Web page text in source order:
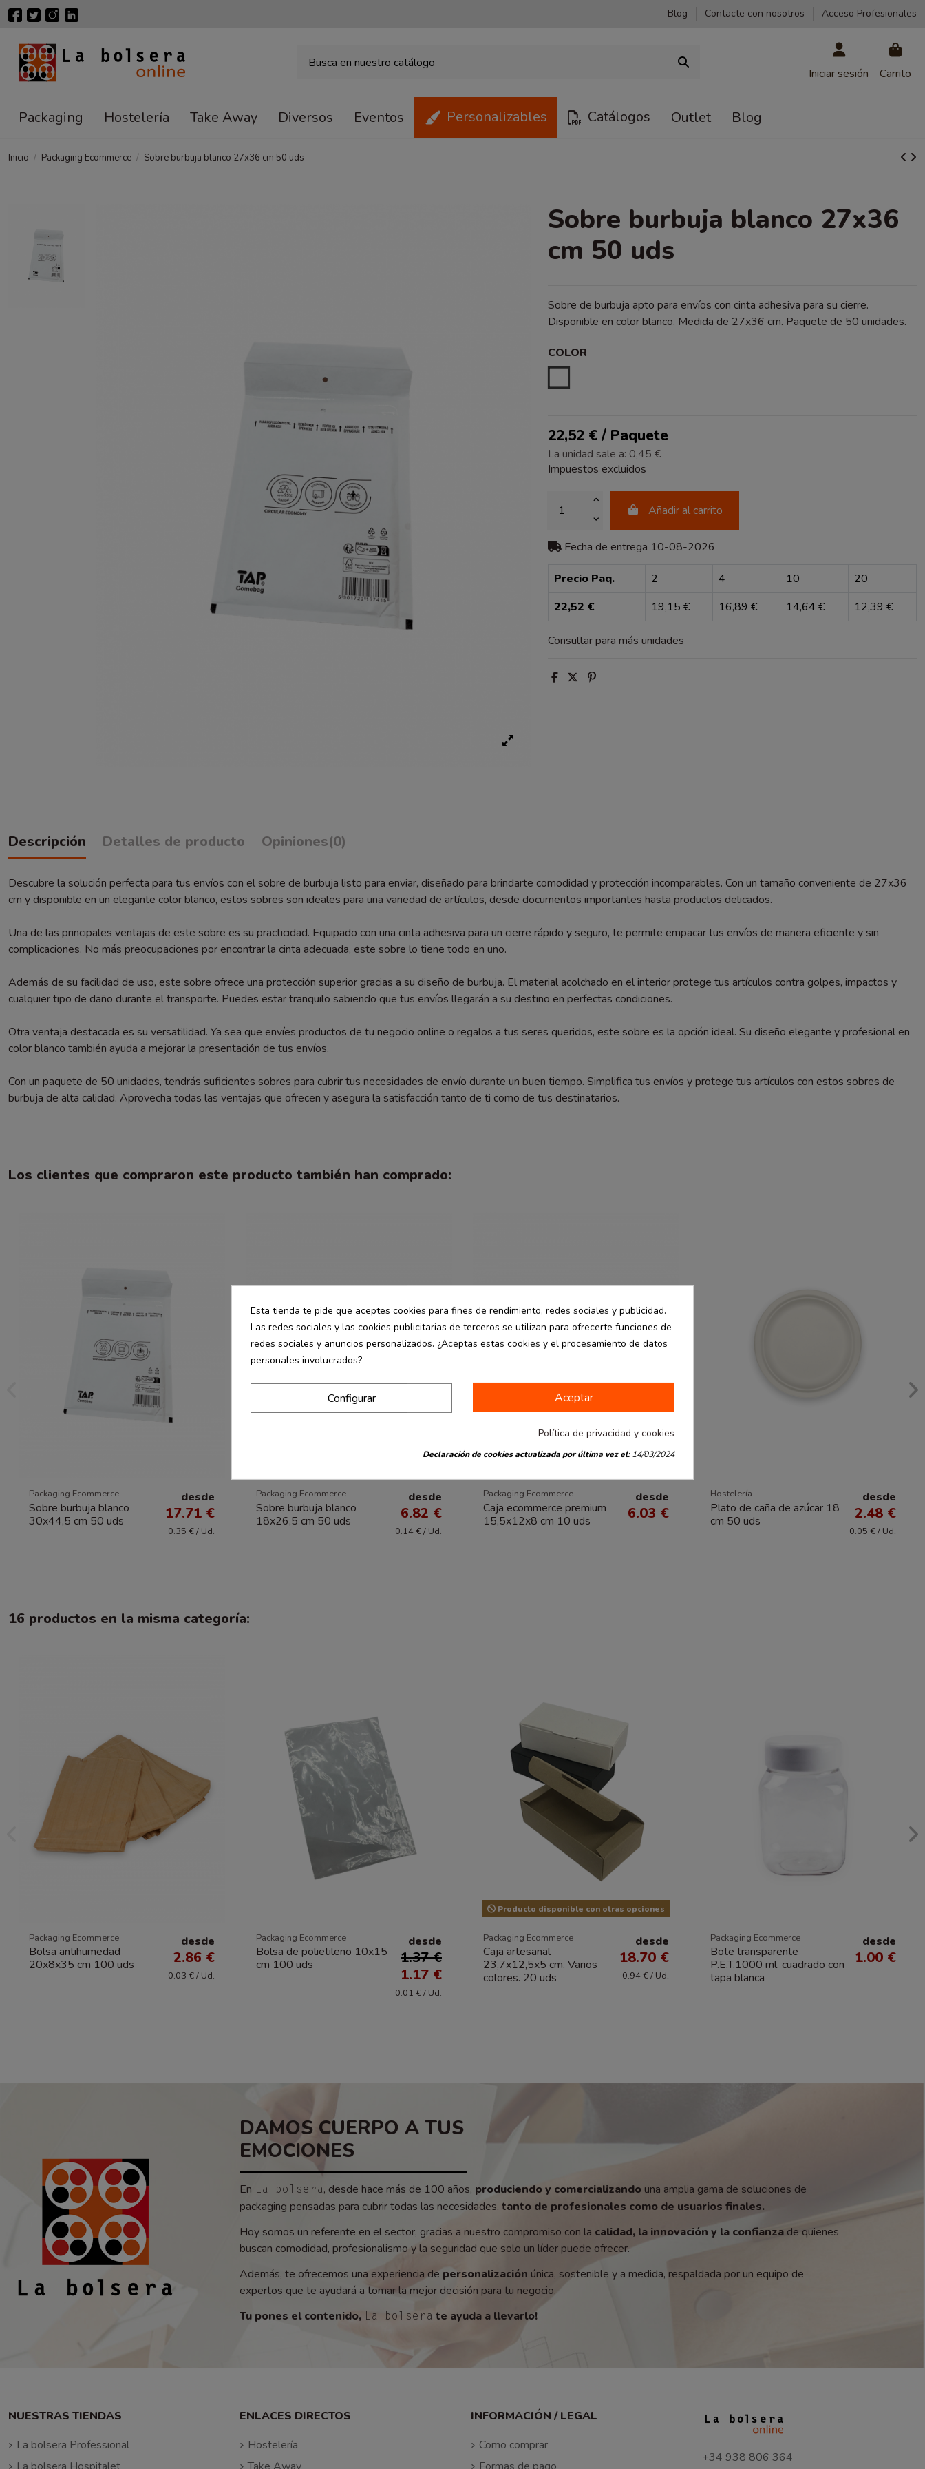
Blog Contacte con nosotros Acceso Profesionales
Iniciar sesión Carrito
Packaging Hostelería Take Away Diversos Eventos Personalizables Catálogos Outlet Blog
Inicio Packaging Ecommerce Sobre burbuja blanco 27x36 cm 50 uds
Sobre burbuja blanco 27x36
cm 50 uds
Sobre de burbuja apto para envíos con cinta adhesiva para su cierre.
Disponible en color blanco. Medida de 27x36 cm. Paquete de 50 unidades.
COLOR
22,52 € / Paquete
La unidad sale a: 0,45 €
Impuestos excluidos
Añadir al carrito
Fecha de entrega 10-08-2026
Precio Paq. 2 4 10
20
22,52 €
19,15 € 16,89 € 14,64 € 12,39 €
Consultar para más unidades
Descripción Detalles de producto Opiniones(0)
Descubre la solución perfecta para tus envíos con el sobre de burbuja listo para enviar, diseñado para brindarte comodidad y protección incomparables. Con un tamaño conveniente de 27x36
cm y disponible en un elegante color blanco, estos sobres son ideales para una variedad de artículos, desde documentos importantes hasta productos delicados.
Una de las principales ventajas de este sobre es su practicidad. Equipado con una cinta adhesiva para un cierre rápido y seguro, te permite empacar tus envíos de manera eficiente y sin
complicaciones. No más preocupaciones por encontrar la cinta adecuada, este sobre lo tiene todo en uno.
Además de su facilidad de uso, este sobre ofrece una protección superior gracias a su diseño de burbuja. El material acolchado en el interior protege tus artículos contra golpes, impactos y
cualquier tipo de daño durante el transporte. Puedes estar tranquilo sabiendo que tus envíos llegarán a su destino en perfectas condiciones.
Otra ventaja destacada es su versatilidad. Ya sea que envíes productos de tu negocio online o regalos a tus seres queridos, este sobre es la opción ideal. Su diseño elegante y profesional en
color blanco también ayuda a mejorar la presentación de tus envíos.
Con un paquete de 50 unidades, tendrás suficientes sobres para cubrir tus necesidades de envío durante un buen tiempo. Simplifica tus envíos y protege tus artículos con estos sobres de
burbuja de alta calidad. Aprovecha todas las ventajas que ofrecen y asegura la satisfacción tanto de ti como de tus destinatarios.
Los clientes que compraron este producto también han comprado:
Packaging Ecommerce
Sobre burbuja blanco
30x44,5 cm 50 uds
desde
17.71 €
0.35 € / Ud.
Packaging Ecommerce
Sobre burbuja blanco
18x26,5 cm 50 uds
desde
6.82 €
0.14 € / Ud.
Packaging Ecommerce
Caja ecommerce premium
15,5x12x8 cm 10 uds
desde
6.03 €
Hostelería
Plato de caña de azúcar 18
cm 50 uds
desde
2.48 €
0.05 € / Ud.
16 productos en la misma categoría:
Packaging Ecommerce
Bolsa antihumedad
20x8x35 cm 100 uds
desde
2.86 €
0.03 € / Ud.
Packaging Ecommerce
Bolsa de polietileno 10x15
cm 100 uds
desde
1.37 €
1.17 €
0.01 € / Ud.
Producto disponible con otras opciones
Packaging Ecommerce
Caja artesanal
23,7x12,5x5 cm. Varios
colores. 20 uds
desde
18.70 €
0.94 € / Ud.
Packaging Ecommerce
Bote transparente
P.E.T.1000 ml. cuadrado con
tapa blanca
desde
1.00 €
DAMOS CUERPO A TUS
EMOCIONES
En La bolsera, desde hace más de 100 años, produciendo y comercializando una amplia gama de soluciones de
packaging pensadas para cubrir todas las necesidades, tanto de profesionales como de usuarios finales.
Hoy somos un referente en el sector, gracias a nuestro compromiso con la calidad, la innovación y la confianzade quienes
buscan comodidad, profesionalismo y la seguridad que solo un líder puede ofrecer.
Además, te ofrecemos una experiencia de personalización única, sostenible y a medida, respaldada por un equipo de
expertos que te ayudará a tomar la mejor decisión para tu negocio.
Tu pones el contenido, La bolsera te ayuda a llevarlo!
NUESTRAS TIENDAS
La bolsera Professional
ENLACES DIRECTOS
Hostelería
INFORMACIÓN / LEGAL
Como comprar
+34 938 806 364
Esta tienda te pide que aceptes cookies para fines de rendimiento, redes sociales y publicidad.
Las redes sociales y las cookies publicitarias de terceros se utilizan para ofrecerte funciones de
redes sociales y anuncios personalizados. ¿Aceptas estas cookies y el procesamiento de datos
personales involucrados?
Aceptar
Configurar
Política de privacidad y cookies
Declaración de cookies actualizada por última vez el:14/03/2024